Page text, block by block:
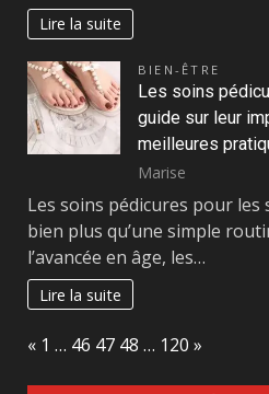
Lire la suite
BIEN-ÊTRE
Les soins
guide sur leur
meilleures
Marise
Les soins pédicures pour
bien plus qu’une simple
l’avancée en âge, les…
Lire la suite
Page:
Previous
« 1 … 46 47 48 … 120 Next
»